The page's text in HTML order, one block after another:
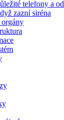
telefony a
zazní siréna